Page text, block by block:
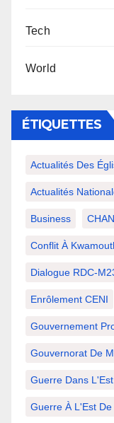
Tech
World
ÉTIQUETTES
Actualités Des
Actualités
Business
Conflit À
Dialogue RDC-
Enrôlement CENI
Gouvernement
Gouvernorat De
Guerre Dans
Guerre À L'Est